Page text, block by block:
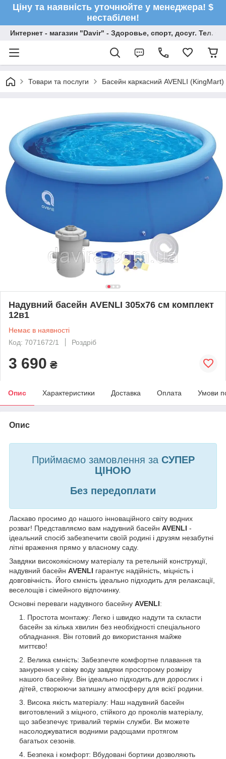
Ціну та наявність уточнюйте у менеджера! $
нестабілен!
Интернет - магазин "Davir" - Здоровье, спорт, досуг. Тел.
Товари та послуги Басейн каркасний AVENLI (KingMart)
Надувний басейн AVENLI 305х76 см комплект
12в1
Немає в наявності
Код: 7071672/1
Роздріб
3 690 ₴
Опис Характеристики Доставка Оплата Умови
Опис
Приймаємо замовлення за СУПЕР
ЦІНОЮ
Без передоплати
Ласкаво просимо до нашого інноваційного світу водних
розваг! Представляємо вам надувний басейн AVENLI -
ідеальний спосіб забезпечити своїй родині і друзям незабутні
літні враження прямо у власному саду.
Завдяки високоякісному матеріалу та ретельній конструкції,
надувний басейн AVENLI гарантує надійність, міцність і
довговічність. Його ємність ідеально підходить для релаксації,
веселощів і сімейного відпочинку.
Основні переваги надувного басейну AVENLI:
Простота монтажу: Легко і швидко надути та скласти
басейн за кілька хвилин без необхідності спеціального
обладнання. Він готовий до використання майже
миттєво!
Велика ємність: Забезпечте комфортне плавання та
занурення у свіжу воду завдяки просторому розміру
нашого басейну. Він ідеально підходить для дорослих і
дітей, створюючи затишну атмосферу для всієї родини.
Висока якість матеріалу: Наш надувний басейн
виготовлений з міцного, стійкого до проколів матеріалу,
що забезпечує тривалий термін служби. Ви можете
насолоджуватися водними радощами протягом
багатьох сезонів.
Безпека і комфорт: Вбудовані бортики дозволяють